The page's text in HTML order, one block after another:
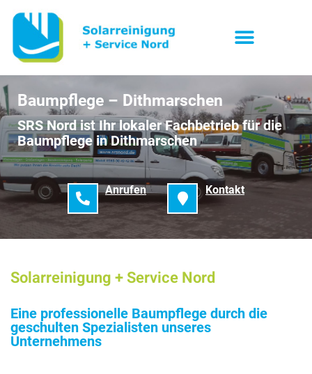
Baumpflege – Dithmarschen
SRS Nord ist Ihr lokaler Fachbetrieb für die
Baumpflege in Dithmarschen
Anrufen Kontakt
Solarreinigung + Service Nord
Eine professionelle Baumpflege durch die
geschulten Spezialisten unseres
Unternehmens